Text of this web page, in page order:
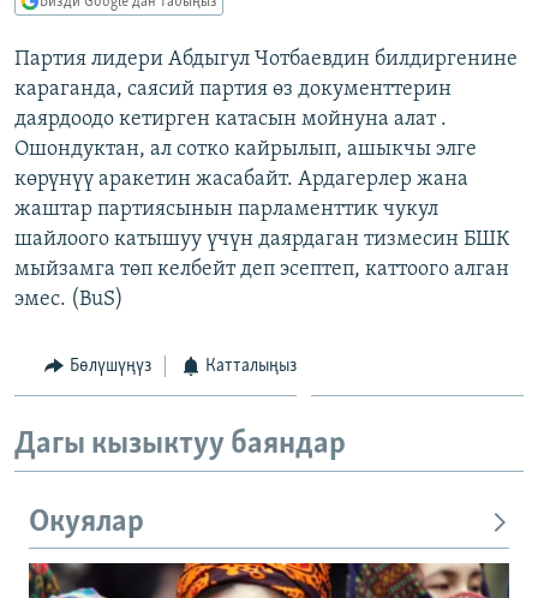
ЭКСПЕРТТЕР ТАЛДАЙТ
БИЗ ЖАНА ДҮЙНӨ
ЭЖЕ-СИҢДИЛЕР
АЗАТТЫК+
ЫҢГАЙСЫЗ СУРООЛОР
ӨЗГӨЧӨ ПИКИР
Русский
ОНЛАЙН ШЕРИНЕ
ЭЕ/АРнун бардык сайттары
Партия лидери Абдыгул Чотбаевдин билдиргенине
караганда, саясий партия өз документтерин
даярдоодо кетирген катасын мойнуна алат .
Ошондуктан, ал сотко кайрылып, ашыкчы элге
көрүнүү аракетин жасабайт. Ардагерлер жана
жаштар партиясынын парламенттик чукул
шайлоого катышуу үчүн даярдаган тизмесин БШК
мыйзамга төп келбейт деп эсептеп, каттоого алган
эмес. (BuS)
Бөлүшүңүз Катталыңыз
Дагы кызыктуу баяндар
Окуялар